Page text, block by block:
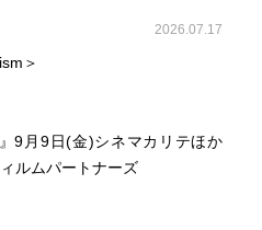
た 笑
作品ガイドが掲載。映画以外
一部抜粋という感じでした。
2026.07.17
＞
9月9日(金)シネマカリテほか
ルムパートナーズ